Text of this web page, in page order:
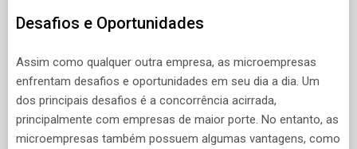
Desafios e Oportunidades
Assim como qualquer outra empresa, as microempresas
enfrentam desafios e oportunidades em seu dia a dia. Um
dos principais desafios é a concorrência acirrada,
principalmente com empresas de maior porte. No entanto, as
microempresas também possuem algumas vantagens, como